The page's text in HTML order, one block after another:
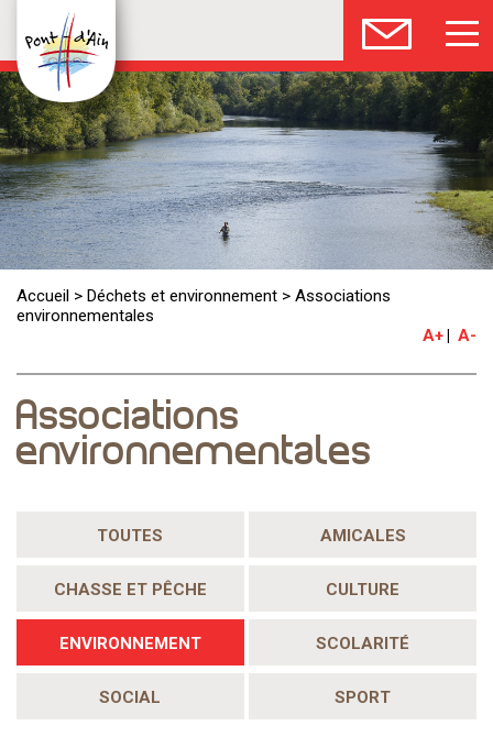
Accueil > Déchets et environnement > Associations
environnementales
A+
A-
Associations
environnementales
TOUTES AMICALES
CHASSE ET PÊCHE CULTURE
ENVIRONNEMENT SCOLARITÉ
SOCIAL SPORT